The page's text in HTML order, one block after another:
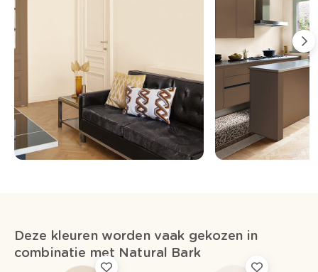
Deze kleuren worden vaak gekozen in
combinatie met Natural Bark